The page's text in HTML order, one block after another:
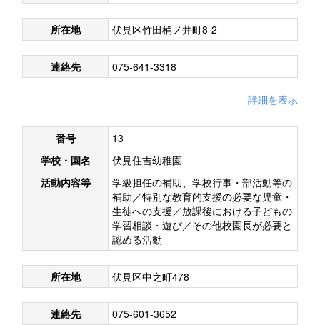
所在地 伏見区竹田桶ノ井町8-2
連絡先 075-641-3318
詳細を表示
番号
13
学校・園名
伏見住吉幼稚園
活動内容等
学級担任の補助、学校行事・部活動等の
補助／特別な教育的支援の必要な児童・
生徒への支援／放課後における子どもの
学習相談・遊び／その他校園長が必要と
認める活動
所在地 伏見区中之町478
連絡先 075-601-3652